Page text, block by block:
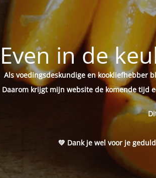
Even in de
Als voedingsdeskundige en kookliefhebber
Daarom krijgt mijn website de komende tijd
💚 Dank je wel voor je